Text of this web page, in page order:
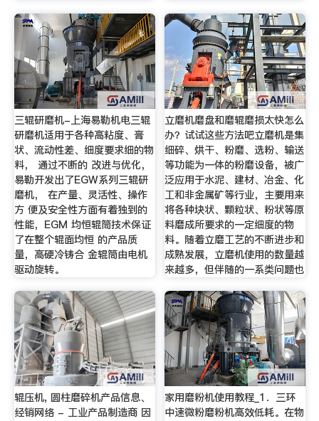
三辊研磨机-上海易勒机电三辊
研磨机适用于各种高粘度、膏
状、流动性差、细度要求细的物
料， 通过不断的 改进与优化，
易勒开发出了EGW系列三辊研
磨机， 在产量、灵活性、操作
方 便及安全性方面有着独到的
性能，EGM 均恒辊筒技术保证
了在整个辊面均恒 的产品质
量，高硬冷铸合 金辊筒由电机
驱动旋转。
立磨机磨盘和磨辊磨损太快怎么
办？试试这些方法吧立磨机是集
细碎、烘干、粉磨、选粉、输送
等功能为一体的粉磨设备，被广
泛应用于水泥、建材、冶金、化
工和非金属矿等行业，主要用来
将各种块状、颗粒状、粉状等原
料磨成所要求的一定细度的物
料。随着立磨工艺的不断进步和
成熟发展，立磨机使用的数量越
来越多，但伴随的一系类问题也
辊压机, 圆柱磨碎机产品信息、
经销网络 - 工业产品制造商 因
家用磨粉机使用教程_1．三环
中速微粉磨粉机高效低耗。在物